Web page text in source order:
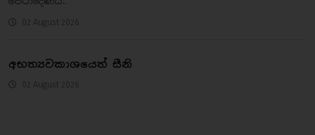
02 August 2026
අභත්‍යවකාශයෙත් සීනි
02 August 2026